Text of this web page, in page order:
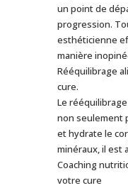
un point de
progression.
esthéticienne
manière
Rééquilibrage
cure.
Le
non seulement
et hydrate le
minéraux, il est
Coaching
votre cure